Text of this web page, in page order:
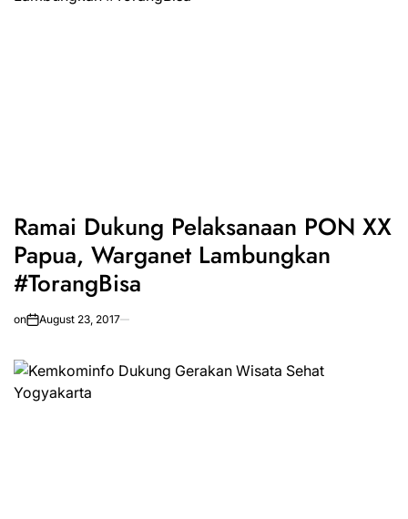
Ramai Dukung Pelaksanaan PON XX
Papua, Warganet Lambungkan
#TorangBisa
on August 23, 2017